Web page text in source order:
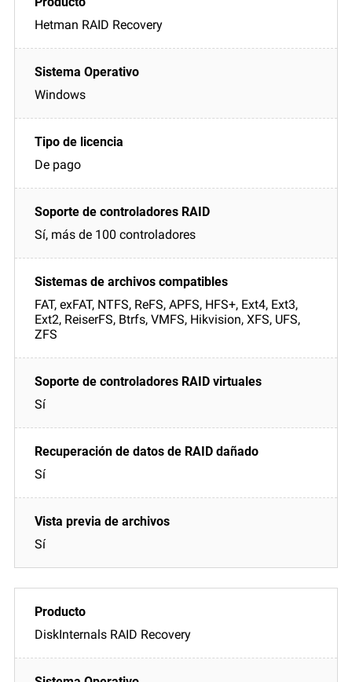
Hetman RAID Recovery
Windows
De pago
Sí, más de 100 controladores
FAT, exFAT, NTFS, ReFS, APFS, HFS+, Ext4, Ext3,
Ext2, ReiserFS, Btrfs, VMFS, Hikvision, XFS, UFS,
ZFS
Sí
Sí
Sí
DiskInternals RAID Recovery